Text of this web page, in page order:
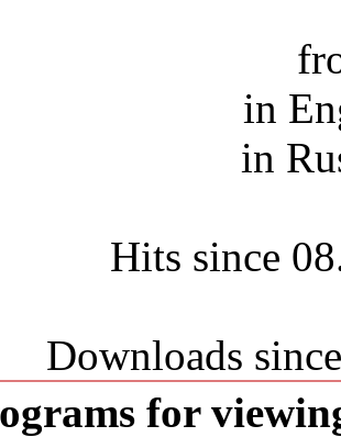
in
in
Hits since
Downloads
for